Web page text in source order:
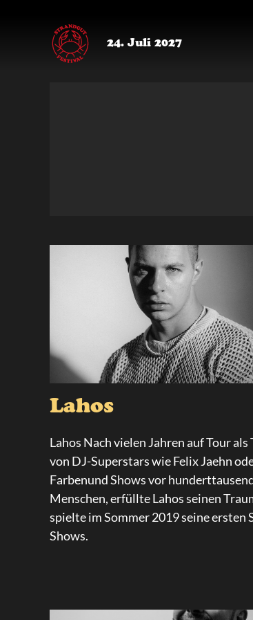
24. Juli 2027
Lahos
Lahos Nach vielen Jahren auf Tour
von DJ-Superstars wie Felix Jaehn
Farbenund Shows vor
Menschen, erfüllte Lahos seinen
spielte im Sommer 2019 seine ersten
Shows.